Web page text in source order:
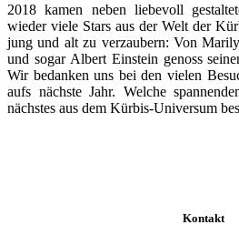
2018 kamen neben liebevoll
wieder viele Stars aus der Welt der
jung und alt zu verzaubern: Von
und sogar Albert Einstein genoss
Wir bedanken uns bei den vielen
aufs nächste Jahr. Welche
nächstes aus dem Kürbis-Universum
Kontakt